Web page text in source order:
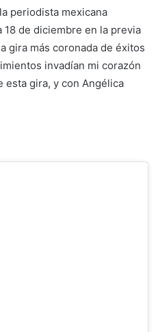
periodista mexicana
18 de diciembre en la previa
gira más coronada de éxitos
invadían mi corazón
gira, y con Angélica